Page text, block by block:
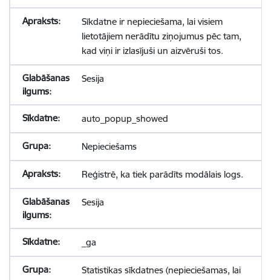
Sīkdatne ir nepieciešama, lai visiem
lietotājiem nerādītu ziņojumus pēc tam,
kad viņi ir izlasījuši un aizvēruši tos.
Sesija
auto_popup_showed
Nepieciešams
Reģistrē, ka tiek parādīts modālais logs.
Sesija
_ga
Statistikas sīkdatnes (nepieciešamas, lai